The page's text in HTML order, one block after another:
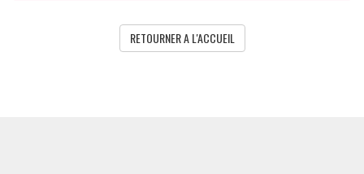
RETOURNER A L'ACCUEIL